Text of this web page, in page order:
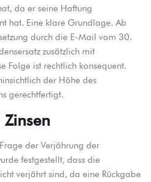
da er seine Haftung
hat. Eine klare Grundlage. Ab
durch die E-Mail vom 30.
zusätzlich mit
Folge ist rechtlich konsequent.
der Höhe des
gerechtfertigt.
der Verjährung der
festgestellt, dass die
verjährt sind, da eine Rückgabe